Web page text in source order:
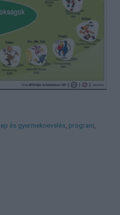
és gyermeknevelés, program